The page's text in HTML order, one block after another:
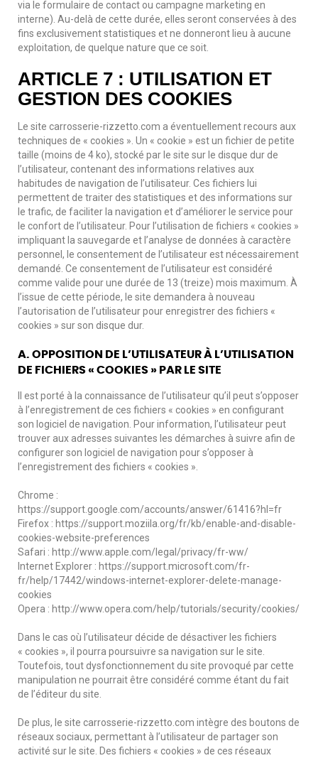
via le formulaire de contact ou campagne marketing en
interne). Au-delà de cette durée, elles seront conservées à des
fins exclusivement statistiques et ne donneront lieu à aucune
exploitation, de quelque nature que ce soit.
ARTICLE 7 : UTILISATION ET
GESTION DES COOKIES
Le site carrosserie-rizzetto.com a éventuellement recours aux
techniques de « cookies ». Un « cookie » est un fichier de petite
taille (moins de 4 ko), stocké par le site sur le disque dur de
l’utilisateur, contenant des informations relatives aux
habitudes de navigation de l’utilisateur. Ces fichiers lui
permettent de traiter des statistiques et des informations sur
le trafic, de faciliter la navigation et d’améliorer le service pour
le confort de l’utilisateur. Pour l’utilisation de fichiers « cookies »
impliquant la sauvegarde et l’analyse de données à caractère
personnel, le consentement de l’utilisateur est nécessairement
demandé. Ce consentement de l’utilisateur est considéré
comme valide pour une durée de 13 (treize) mois maximum. À
l’issue de cette période, le site demandera à nouveau
l’autorisation de l’utilisateur pour enregistrer des fichiers «
cookies » sur son disque dur.
A. OPPOSITION DE L’UTILISATEUR À L’UTILISATION
DE FICHIERS « COOKIES » PAR LE SITE
Il est porté à la connaissance de l’utilisateur qu’il peut s’opposer
à l’enregistrement de ces fichiers « cookies » en configurant
son logiciel de navigation. Pour information, l’utilisateur peut
trouver aux adresses suivantes les démarches à suivre afin de
configurer son logiciel de navigation pour s’opposer à
l’enregistrement des fichiers « cookies ».
Chrome :
https://support.google.com/accounts/answer/61416?hl=fr
Firefox : https://support.moziila.org/fr/kb/enable-and-disable-
cookies-website-preferences
Safari : http://www.apple.com/legal/privacy/fr-ww/
Internet Explorer : https://support.microsoft.com/fr-
fr/help/17442/windows-internet-explorer-delete-manage-
cookies
Opera : http://www.opera.com/help/tutorials/security/cookies/
Dans le cas où l’utilisateur décide de désactiver les fichiers
« cookies », il pourra poursuivre sa navigation sur le site.
Toutefois, tout dysfonctionnement du site provoqué par cette
manipulation ne pourrait être considéré comme étant du fait
de l’éditeur du site.
De plus, le site carrosserie-rizzetto.com intègre des boutons de
réseaux sociaux, permettant à l’utilisateur de partager son
activité sur le site. Des fichiers « cookies » de ces réseaux